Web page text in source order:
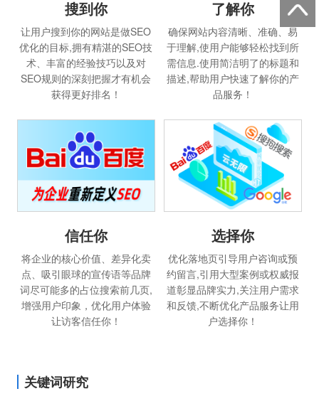
搜到你
让用户搜到你的网站是做SEO
优化的目标,拥有精湛的SEO技
术、丰富的经验技巧以及对
SEO规则的深刻把握才有机会
获得更好排名！
了解你
确保网站内容清晰、准确、易
于理解,使用户能够轻松找到所
需信息.使用简洁明了的标题和
描述,帮助用户快速了解你的产
品服务！
信任你
将企业的核心价值、差异化卖
点、吸引眼球的宣传语等品牌
词尽可能多的占位搜索前几页,
增强用户印象，优化用户体验
让访客信任你！
选择你
优化落地页引导用户咨询或预
约留言,引用大型案例或权威报
道彰显品牌实力,关注用户需求
和反馈,不断优化产品服务让用
户选择你！
关键词研究